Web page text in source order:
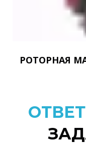
РОТОРНАЯ